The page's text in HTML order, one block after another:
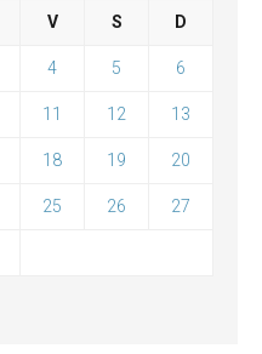
V S D
4 5 6
11 12 13
18 19 20
25 26 27